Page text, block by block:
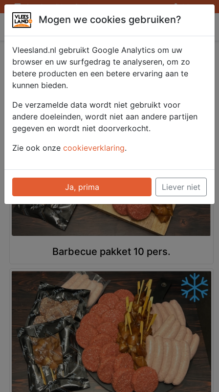
Openingstijden afhaalpunten Inloggen
Vleesland
Saté/ Barbecue -
Barbecue pakketten
Barbecue pakket 10 pers.
Mogen we cookies gebruiken?
Vleesland.nl gebruikt Google Analytics om uw
browser en uw surfgedrag te analyseren, om zo
betere producten en een betere ervaring aan te
kunnen bieden.
De verzamelde data wordt niet gebruikt voor
andere doeleinden, wordt niet aan andere partijen
gegeven en wordt niet doorverkocht.
Zie ook onze cookieverklaring.
Ja, prima Liever niet